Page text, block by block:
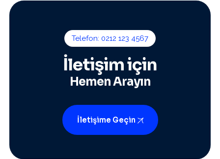
Telefon: 0212 123 4567
İletişim için
Hemen Arayın
İletişime Geçin